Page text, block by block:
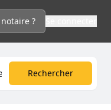
?
Rechercher